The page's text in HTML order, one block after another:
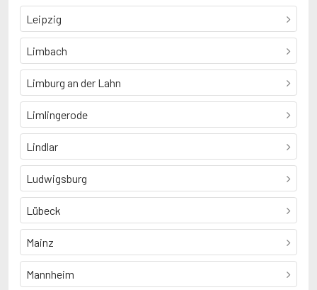
Leipzig
Limbach
Limburg an der Lahn
Limlingerode
Lindlar
Ludwigsburg
Lübeck
Mainz
Mannheim